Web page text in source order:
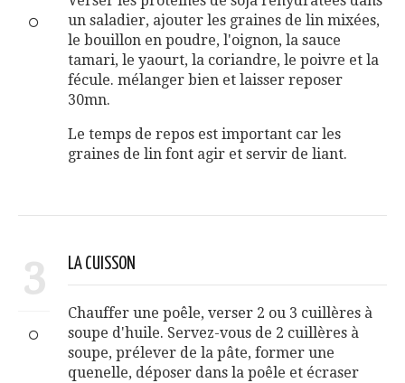
un saladier, ajouter les graines de lin mixées,
le bouillon en poudre, l'oignon, la sauce
tamari, le yaourt, la coriandre, le poivre et la
fécule. mélanger bien et laisser reposer
30mn.
Le temps de repos est important car les
graines de lin font agir et servir de liant.
3 LA CUISSON
Chauffer une poêle, verser 2 ou 3 cuillères à
soupe d'huile. Servez-vous de 2 cuillères à
soupe, prélever de la pâte, former une
quenelle, déposer dans la poêle et écraser